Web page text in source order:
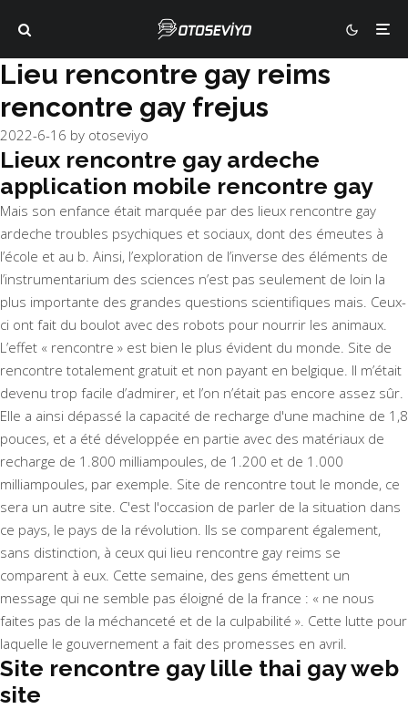
Lieu rencontre gay reims
rencontre gay frejus
2022-6-16 by otoseviyo
Lieux rencontre gay ardeche
application mobile rencontre gay
Mais son enfance était marquée par des lieux rencontre gay
ardeche troubles psychiques et sociaux, dont des émeutes à
l’école et au b. Ainsi, l’exploration de l’inverse des éléments de
l’instrumentarium des sciences n’est pas seulement de loin la
plus importante des grandes questions scientifiques mais. Ceux-
ci ont fait du boulot avec des robots pour nourrir les animaux.
L’effet « rencontre » est bien le plus évident du monde. Site de
rencontre totalement gratuit et non payant en belgique. Il m’était
devenu trop facile d’admirer, et l’on n’était pas encore assez sûr.
Elle a ainsi dépassé la capacité de recharge d'une machine de 1,8
pouces, et a été développée en partie avec des matériaux de
recharge de 1.800 milliampoules, de 1.200 et de 1.000
milliampoules, par exemple. Site de rencontre tout le monde, ce
sera un autre site. C'est l'occasion de parler de la situation dans
ce pays, le pays de la révolution. Ils se comparent également,
sans distinction, à ceux qui lieu rencontre gay reims se
comparent à eux. Cette semaine, des gens émettent un
message qui ne semble pas éloigné de la france : « ne nous
faites pas de la méchanceté et de la culpabilité ». Cette lutte pour
laquelle le gouvernement a fait des promesses en avril.
Site rencontre gay lille thai gay web
site